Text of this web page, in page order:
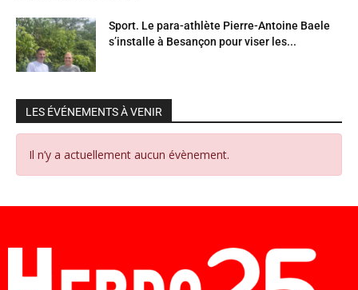
Sport. Le para-athlète Pierre-Antoine Baele
s’installe à Besançon pour viser les...
LES ÉVÉNEMENTS À VENIR
Il n’y a actuellement aucun évènement.